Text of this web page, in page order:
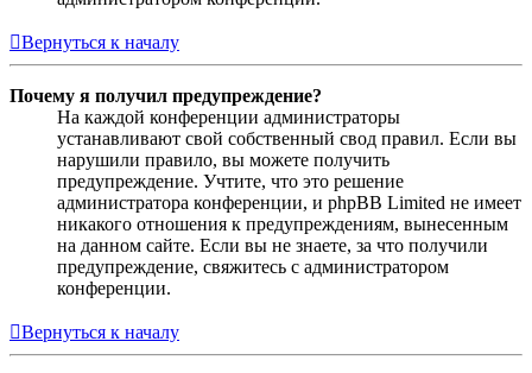
Вернуться к началу
Почему я получил предупреждение?
На каждой конференции администраторы
устанавливают свой собственный свод правил. Если вы
нарушили правило, вы можете получить
предупреждение. Учтите, что это решение
администратора конференции, и phpBB Limited не имеет
никакого отношения к предупреждениям, вынесенным
на данном сайте. Если вы не знаете, за что получили
предупреждение, свяжитесь с администратором
конференции.
Вернуться к началу